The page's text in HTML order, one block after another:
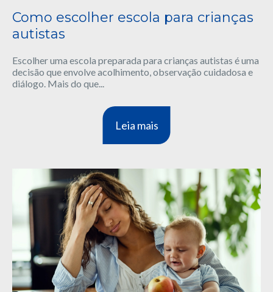
Como escolher escola para crianças
autistas
Escolher uma escola preparada para crianças autistas é uma
decisão que envolve acolhimento, observação cuidadosa e
diálogo. Mais do que...
Leia mais